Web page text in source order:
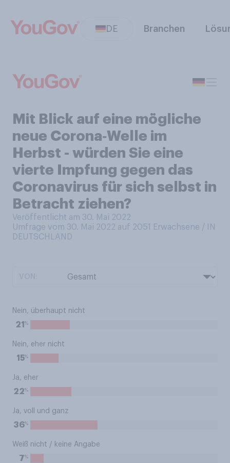
DE Branchen
Mit Blick auf eine mögliche
neue Corona‑Welle im
Herbst - würden Sie eine
vierte Impfung gegen das
Coronavirus für sich selbst in
Betracht ziehen?
Veröffentlicht am 30. Mai 2022
Umfrage vom 30. Mai 2022 auf 2051
Erwachsene / IN
DEUTSCHLAND
Nein, überhaupt nicht
21 %
Nein, eher nicht
15%
Ja, eher
22%
Ja, voll und ganz
36%
Weiß nicht / keine Angabe
7%